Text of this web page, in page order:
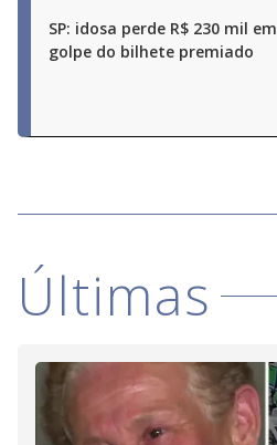
SP: idosa perde R$ 230 mil em
golpe do bilhete premiado
Últimas